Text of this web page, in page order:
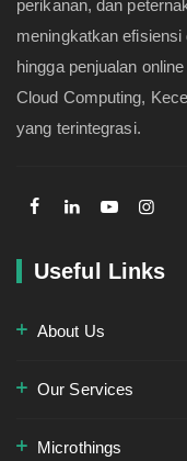
perikanan, dan
meningkatkan
hingga penjualan
Cloud Computing,
yang terintegrasi.
Useful Links
About Us
Our Services
Microthings